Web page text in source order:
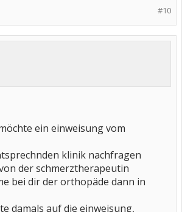
#10
ein einweisung vom
klinik nachfragen
der schmerztherapeutin
bei dir der orthopäde dann in
damals auf die einweisung,